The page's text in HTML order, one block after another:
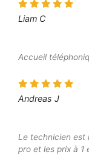
Liam C
Accueil
Andreas J
Le technicien est
pro et les prix à 1